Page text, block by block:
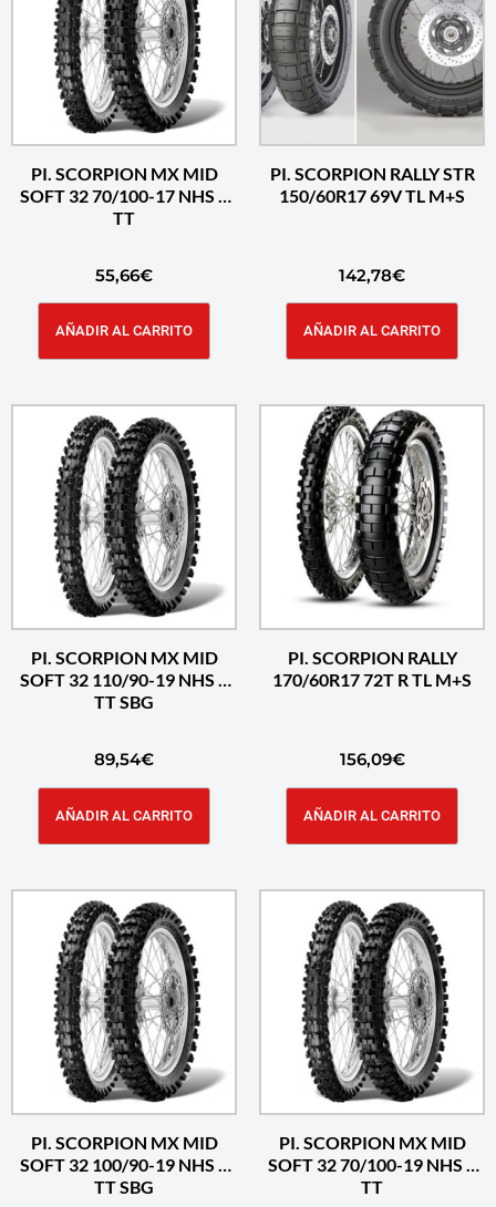
PI. SCORPION MX MID
SOFT 32 70/100-17 NHS F
TT
55,66€
AÑADIR AL CARRITO
PI. SCORPION RALLY STR
150/60R17 69V TL M+S
142,78€
AÑADIR AL CARRITO
PI. SCORPION MX MID
SOFT 32 110/90-19 NHS R
TT SBG
89,54€
AÑADIR AL CARRITO
PI. SCORPION RALLY
170/60R17 72T R TL M+S
156,09€
AÑADIR AL CARRITO
PI. SCORPION MX MID
SOFT 32 100/90-19 NHS R
TT SBG
PI. SCORPION MX MID
SOFT 32 70/100-19 NHS F
TT